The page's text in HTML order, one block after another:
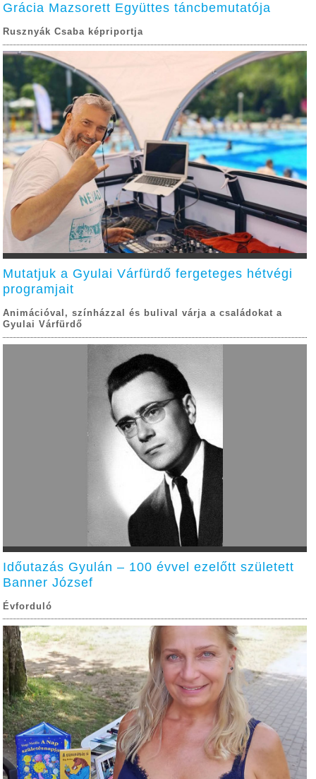
Grácia Mazsorett Együttes táncbemutatója
Rusznyák Csaba képriportja
Mutatjuk a Gyulai Várfürdő fergeteges hétvégi
programjait
Animációval, színházzal és bulival várja a családokat a
Gyulai Várfürdő
Időutazás Gyulán – 100 évvel ezelőtt született
Banner József
Évforduló